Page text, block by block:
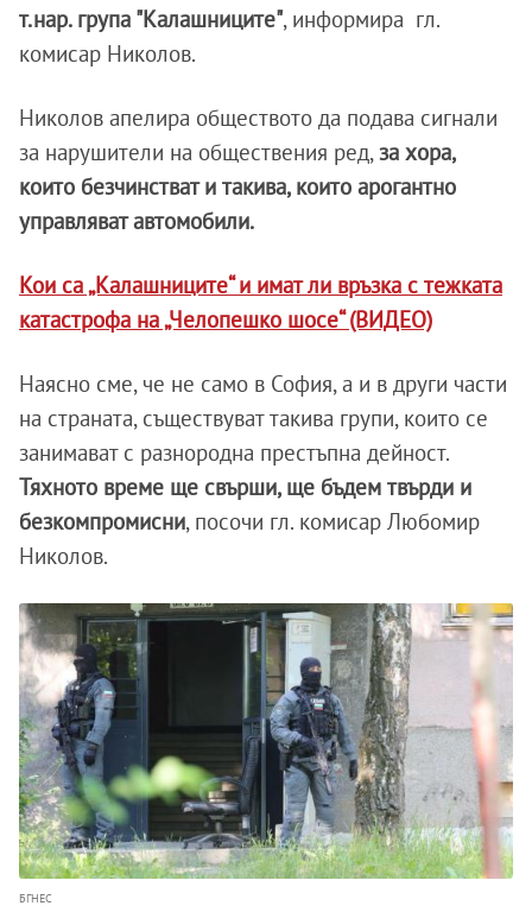
т.нар. група "Калашниците", информира гл.
комисар Николов.
Николов апелира обществото да подава сигнали
за нарушители на обществения ред, за хора,
които безчинстват и такива, които арогантно
управляват автомобили.
Кои са „Калашниците“ и имат ли връзка с тежката
катастрофа на „Челопешко шосе“ (ВИДЕО)
Наясно сме, че не само в София, а и в други части
на страната, съществуват такива групи, които се
занимават с разнородна престъпна дейност.
Тяхното време ще свърши, ще бъдем твърди и
безкомпромисни, посочи гл. комисар Любомир
Николов.
БГНЕС